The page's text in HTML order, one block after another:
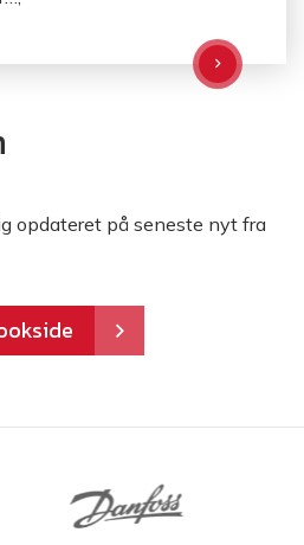
opdateret på seneste nyt fra